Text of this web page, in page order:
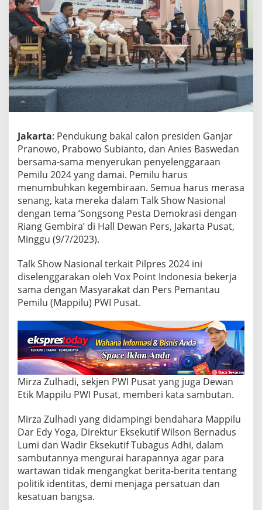
e
r
s
a
m
a
V
o
x
P
o
n
t
n
d
o
n
e
i
a
e
l
a
r
T
l
k
S
h
o
w
N
a
i
o
n
l
P
Jakarta: Pendukung bakal calon presiden Ganjar
Pranowo, Prabowo Subianto, dan Anies Baswedan
bersama-sama menyerukan penyelenggaraan
Pemilu 2024 yang damai. Pemilu harus
menumbuhkan kegembiraan. Semua harus merasa
senang, kata mereka dalam Talk Show Nasional
dengan tema ‘Songsong Pesta Demokrasi dengan
Riang Gembira’ di Hall Dewan Pers, Jakarta Pusat,
Minggu (9/7/2023).
Talk Show Nasional terkait Pilpres 2024 ini
diselenggarakan oleh Vox Point Indonesia bekerja
sama dengan Masyarakat dan Pers Pemantau
Pemilu (Mappilu) PWI Pusat.
Mirza Zulhadi, sekjen PWI Pusat yang juga Dewan
Etik Mappilu PWI Pusat, memberi kata sambutan.
Mirza Zulhadi yang didampingi bendahara Mappilu
Dar Edy Yoga, Direktur Eksekutif Wilson Bernadus
Lumi dan Wadir Eksekutif Tubagus Adhi, dalam
sambutannya mengurai harapannya agar para
wartawan tidak mengangkat berita-berita tentang
politik identitas, demi menjaga persatuan dan
kesatuan bangsa.